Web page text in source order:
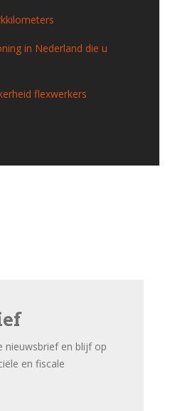
in Nederland die u
flexwerkers
nieuwsbrief en blijf op
en fiscale